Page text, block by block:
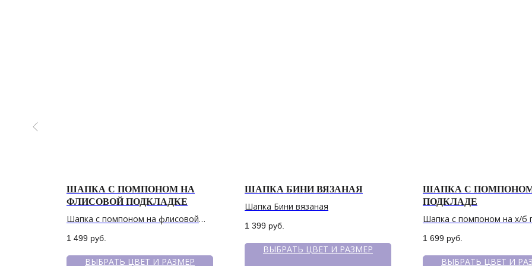
ШАПКА С ПОМПОНОМ НА
ФЛИСОВОЙ ПОДКЛАДКЕ
Шапка с помпоном на флисовой
1 499 руб.
ВЫБРАТЬ ЦВЕТ И РАЗМЕР
ШАПКА БИНИ ВЯЗАНАЯ
Шапка Бини вязаная
1 399 руб.
ВЫБРАТЬ ЦВЕТ И РАЗМЕР
ШАПКА С
ПОДКЛАДЕ
Шапка с помпоном на х/б
1 699 руб.
ВЫБРАТЬ ЦВЕТ И